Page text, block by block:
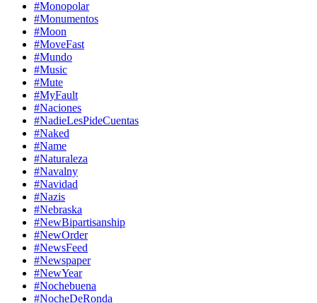
#Monopolar
#Monumentos
#Moon
#MoveFast
#Mundo
#Music
#Mute
#MyFault
#Naciones
#NadieLesPideCuentas
#Naked
#Name
#Naturaleza
#Navalny
#Navidad
#Nazis
#Nebraska
#NewBipartisanship
#NewOrder
#NewsFeed
#Newspaper
#NewYear
#Nochebuena
#NocheDeRonda